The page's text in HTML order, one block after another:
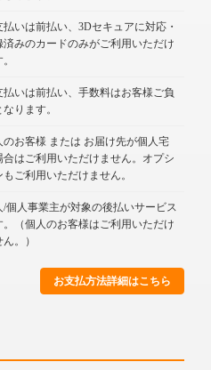
払いは前払い、3Dセキュアに対応・
済みのカードのみがご利用いただけ
払いは前払い、手数料はお客様ご負
ります。
のお客様 または お届け先が個人宅
合はご利用いただけません。オプシ
もご利用いただけません。
/個人事業主が対象の後払いサービス
。（個人のお客様はご利用いただけ
ん。）
お支払方法詳細はこちら